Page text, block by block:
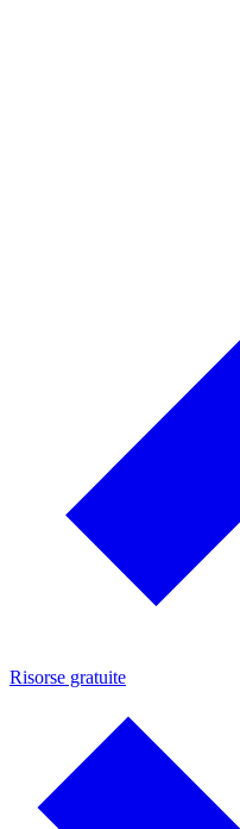
Risorse gratuite